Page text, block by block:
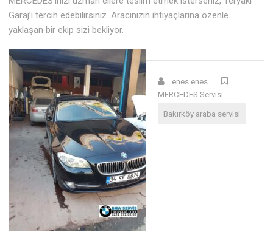
Garaj’ı tercih edebilirsiniz. Aracınızın ihtiyaçlarına özenle
yaklaşan bir ekip sizi bekliyor.
enes enes
MERCEDES Servisi
Bakırköy araba servisi